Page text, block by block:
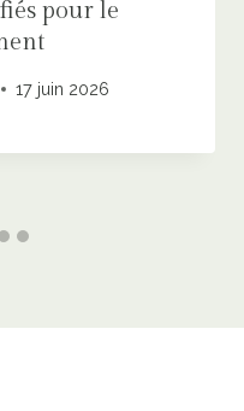
pour le
17 juin 2026